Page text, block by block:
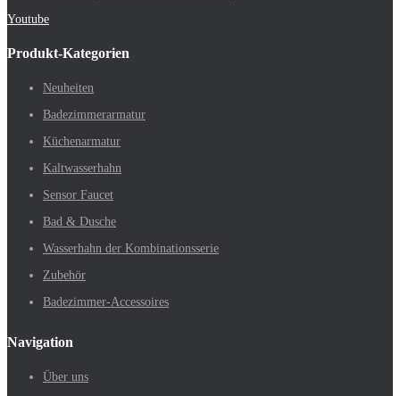
Youtube
Produkt-Kategorien
Neuheiten
Badezimmerarmatur
Küchenarmatur
Kaltwasserhahn
Sensor Faucet
Bad & Dusche
Wasserhahn der Kombinationsserie
Zubehör
Badezimmer-Accessoires
Navigation
Über uns